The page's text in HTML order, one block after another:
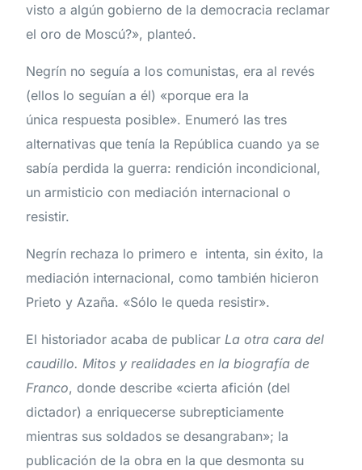
visto a algún gobierno de la democracia reclamar
el oro de Moscú?», planteó.
Negrín no seguía a los comunistas, era al revés
(ellos lo seguían a él) «porque era la
única respuesta posible». Enumeró las tres
alternativas que tenía la República cuando ya se
sabía perdida la guerra: rendición incondicional,
un armisticio con mediación internacional o
resistir.
Negrín rechaza lo primero e intenta, sin éxito, la
mediación internacional, como también hicieron
Prieto y Azaña. «Sólo le queda resistir».
El historiador acaba de publicar La otra cara del
caudillo. Mitos y realidades en la biografía de
Franco, donde describe «cierta afición (del
dictador) a enriquecerse subrepticiamente
mientras sus soldados se desangraban»; la
publicación de la obra en la que desmonta su